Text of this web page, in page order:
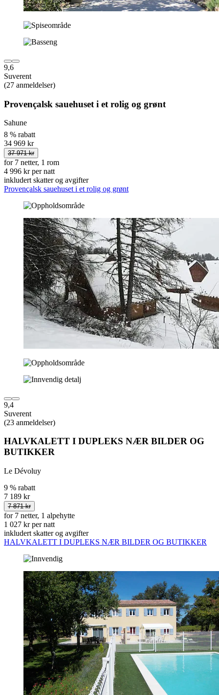
9,6
Suverent
(27 anmeldelser)
Provençalsk sauehuset i et rolig og grønt
Sahune
8 % rabatt
34 969 kr
37 971 kr
for 7 netter, 1 rom
4 996 kr per natt
inkludert skatter og avgifter
Provençalsk sauehuset i et rolig og grønt
9,4
Suverent
(23 anmeldelser)
HALVKALETT I DUPLEKS NÆR BILDER OG
BUTIKKER
Le Dévoluy
9 % rabatt
7 189 kr
7 871 kr
for 7 netter, 1 alpehytte
1 027 kr per natt
inkludert skatter og avgifter
HALVKALETT I DUPLEKS NÆR BILDER OG BUTIKKER